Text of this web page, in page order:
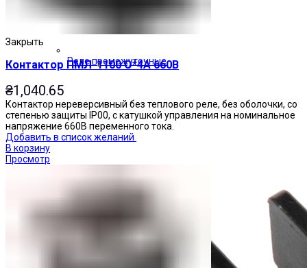
Реле промежуточные
Закрыть
Контактор ПМЛ-1100 О*4А 660В
₴1,040.65
Контактор нереверсивный без теплового реле, без оболочки, со
степенью защиты IP00, с катушкой управления на номинальное
напряжение 660В переменного тока.
Добавить в список желаний
В корзину
Просмотр